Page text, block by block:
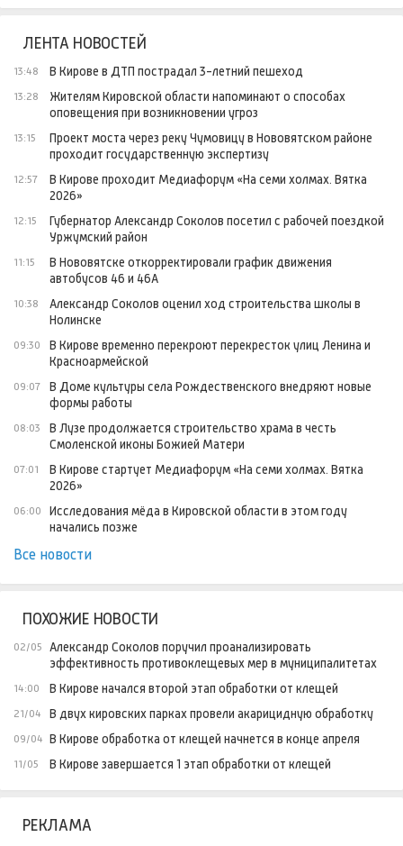
ЛЕНТА НОВОСТЕЙ
13:48 В Кирове в ДТП пострадал 3-летний пешеход
13:28
Жителям Кировской области напоминают о способах
оповещения при возникновении угроз
13:15
Проект моста через реку Чумовицу в Нововятском районе
проходит государственную экспертизу
12:57
В Кирове проходит Медиафорум «На семи холмах. Вятка
2026»
12:15
Губернатор Александр Соколов посетил с рабочей поездкой
Уржумский район
11:15
В Нововятске откорректировали график движения
автобусов 46 и 46А
10:38
Александр Соколов оценил ход строительства школы в
Нолинске
09:30
В Кирове временно перекроют перекресток улиц Ленина и
Красноармейской
09:07
В Доме культуры села Рождественского внедряют новые
формы работы
08:03
В Лузе продолжается строительство храма в честь
Смоленской иконы Божией Матери
07:01
В Кирове стартует Медиафорум «На семи холмах. Вятка
2026»
06:00
Исследования мёда в Кировской области в этом году
начались позже
Все новости
ПОХОЖИЕ НОВОСТИ
02/05
Александр Соколов поручил проанализировать
эффективность противоклещевых мер в муниципалитетах
14:00 В Кирове начался второй этап обработки от клещей
21/04 В двух кировских парках провели акарицидную обработку
09/04 В Кирове обработка от клещей начнется в конце апреля
11/05 В Кирове завершается 1 этап обработки от клещей
РЕКЛАМА